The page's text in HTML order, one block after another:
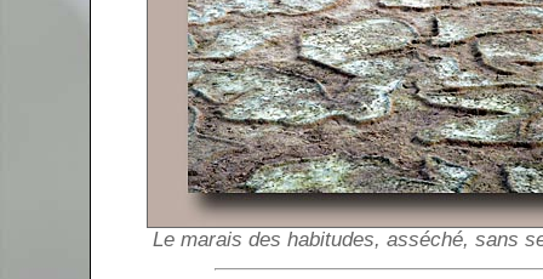
Le marais des habitudes, asséché, sans